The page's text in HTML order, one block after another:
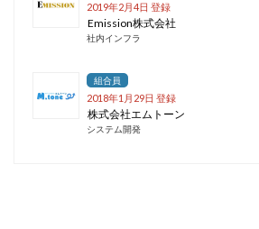
2019年2月4日 登録
Emission株式会社
社内インフラ
組合員
2018年1月29日 登録
株式会社エムトーン
システム開発